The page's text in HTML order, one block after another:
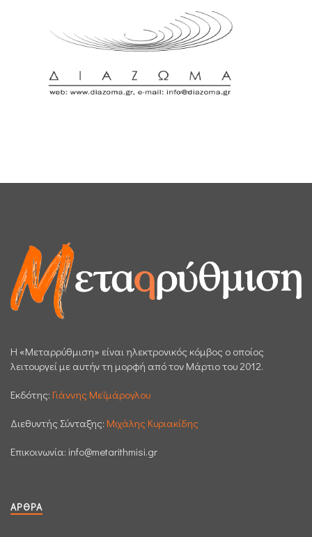
H «Μεταρρύθμιση» είναι ηλεκτρονικός κόμβος ο οποίος
λειτουργεί με αυτήν τη μορφή από τον Μάρτιο του 2012.
Εκδότης: Γιάννης Μεϊμάρογλου
Διεθυντής Σύνταξης: Μιχάλης Κυριακίδης
Επικοινωνία: info@metarithmisi.gr
ΆΡΘΡΑ